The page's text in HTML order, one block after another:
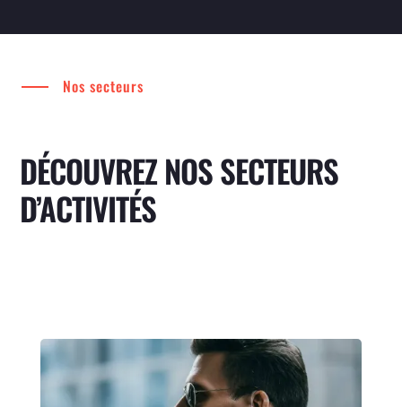
Nos secteurs
DÉCOUVREZ NOS SECTEURS
D’ACTIVITÉS